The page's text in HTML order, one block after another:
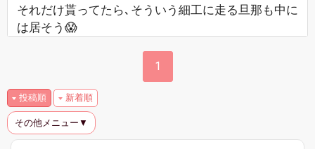
それだけ貰ってたら､そういう細工に走る旦那も中に
は居そう😱
1
投稿順 新着順
その他メニュー▼